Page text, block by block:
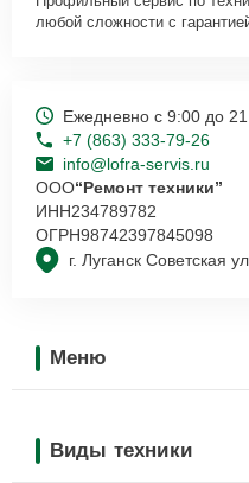
вопросам, запишут на
курьерской доставки или
любой сложности с
г. Луганск Советская
Ежедневно с 9:00 до
+7 (863) 333-79-26
info@lofra-servis.ru
ООО“Ремонт техники”
ИНН234789782
ОГРН98742397845098
Меню
Виды техники